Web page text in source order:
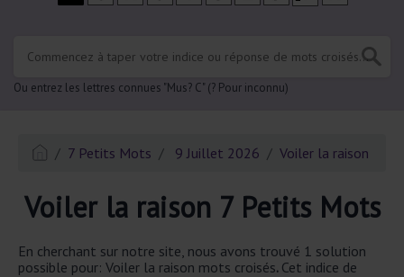
Ou entrez les lettres connues "Mus? C" (? Pour inconnu)
7 Petits Mots 9 Juillet 2026 Voiler la raison
Voiler la raison 7 Petits Mots
En cherchant sur notre site, nous avons trouvé 1 solution
possible pour: Voiler la raison mots croisés. Cet indice de